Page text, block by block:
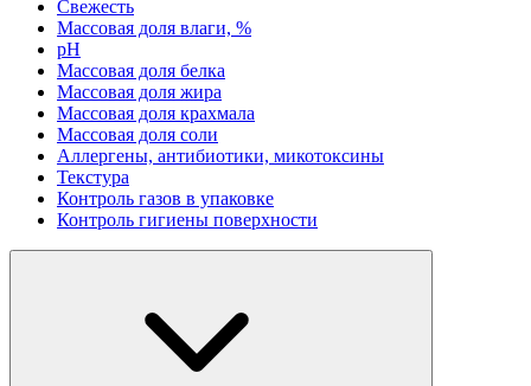
Свежесть
Массовая доля влаги, %
рН
Массовая доля белка
Массовая доля жира
Массовая доля крахмала
Массовая доля соли
Аллергены, антибиотики, микотоксины
Текстура
Контроль газов в упаковке
Контроль гигиены поверхности